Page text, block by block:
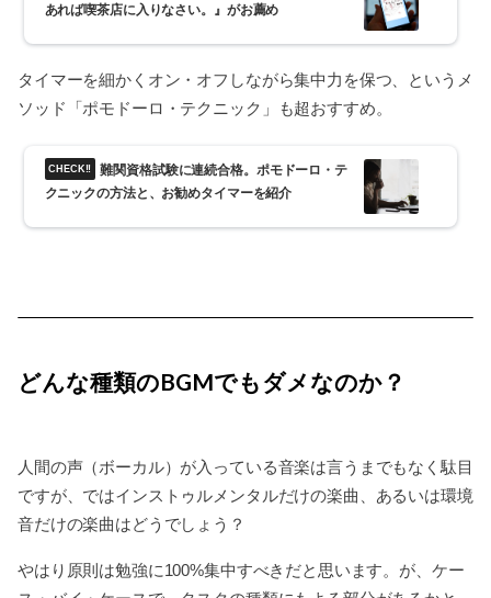
あれば喫茶店に入りなさい。』がお薦め
タイマーを細かくオン・オフしながら集中力を保つ、というメ
ソッド「ポモドーロ・テクニック」も超おすすめ。
難関資格試験に連続合格。ポモドーロ・テ
クニックの方法と、お勧めタイマーを紹介
どんな種類のBGMでもダメなのか？
人間の声（ボーカル）が入っている音楽は言うまでもなく駄目
ですが、ではインストゥルメンタルだけの楽曲、あるいは環境
音だけの楽曲はどうでしょう？
やはり原則は勉強に100%集中すべきだと思います。が、ケー